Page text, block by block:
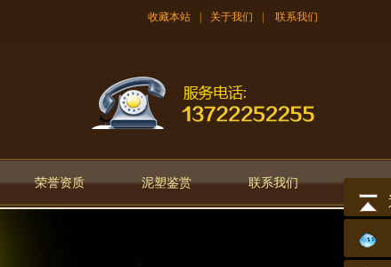
收藏本站 关于我们 联系我们
荣誉资质 泥塑鉴赏 联系我们